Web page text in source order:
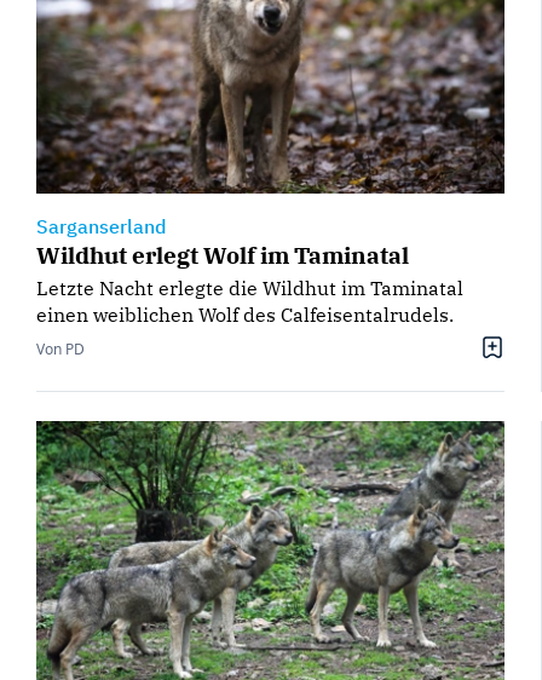
Sarganserland
Wildhut erlegt Wolf im Taminatal
Letzte Nacht erlegte die Wildhut im Taminatal
einen weiblichen Wolf des Calfeisentalrudels.
Von PD